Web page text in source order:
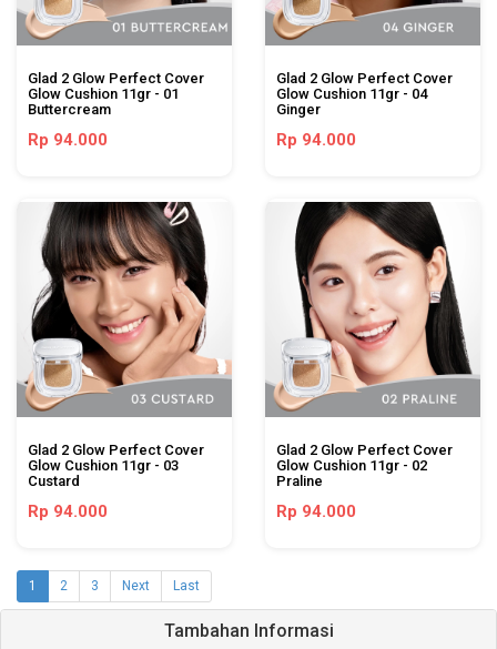
Glad 2 Glow Perfect Cover
Glow Cushion 11gr - 01
Buttercream
Rp 94.000
Glad 2 Glow Perfect Cover
Glow Cushion 11gr - 04
Ginger
Rp 94.000
Glad 2 Glow Perfect Cover
Glow Cushion 11gr - 03
Custard
Rp 94.000
Glad 2 Glow Perfect Cover
Glow Cushion 11gr - 02
Praline
Rp 94.000
1 2 3 Next Last
Tambahan Informasi